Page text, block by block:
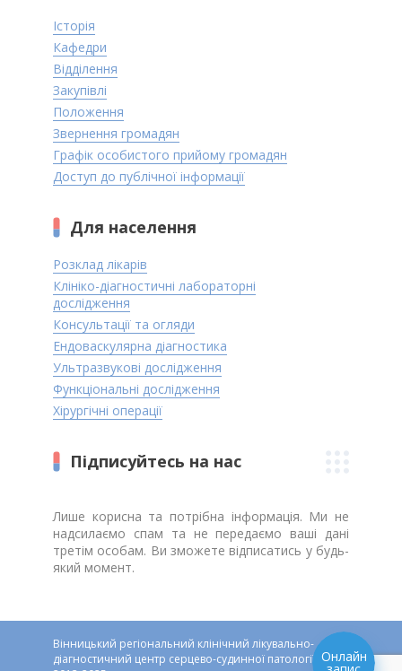
Історія
Кафедри
Відділення
Закупівлі
Положення
Звернення громадян
Графік особистого прийому громадян
Доступ до публічної інформації
Для населення
Розклад лікарів
Клініко-діагностичні лабораторні
дослідження
Консультації та огляди
Ендоваскулярна діагностика
Ультразвукові дослідження
Функціональні дослідження
Хірургічні операції
Підписуйтесь на нас
Лише корисна та потрібна інформація. Ми не
надсилаємо спам та не передаємо ваші дані
третім особам. Ви зможете відписатись у будь-
який момент.
Вінницький регіональний клінічний лікувально-
діагностичний центр серцево-судинної патології ©Онлайн